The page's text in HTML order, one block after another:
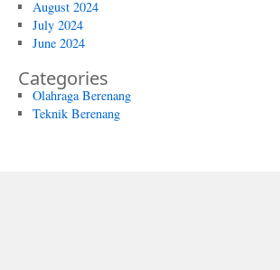
August 2024
July 2024
June 2024
Categories
Olahraga Berenang
Teknik Berenang